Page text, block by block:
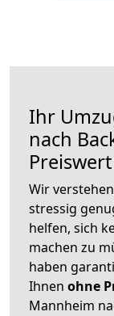
Ihr
nach
Preiswert
Wir
stressig
helfen, sich
machen zu
haben
Ihnen ohne
Mannheim